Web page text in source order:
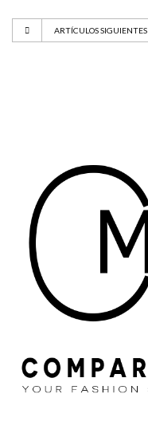
ARTÍCULOS SIGUIENTES